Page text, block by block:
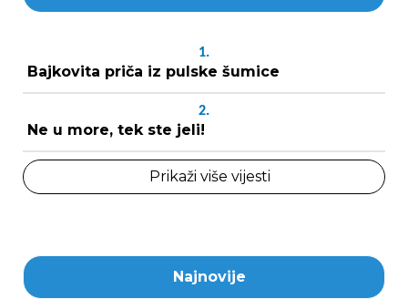
1.
Bajkovita priča iz pulske šumice
2.
Ne u more, tek ste jeli!
Prikaži više vijesti
Najnovije